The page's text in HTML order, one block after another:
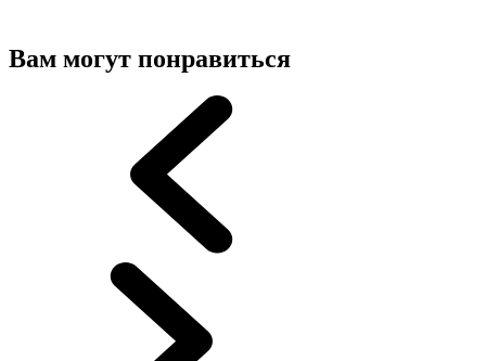
Вам могут понравиться